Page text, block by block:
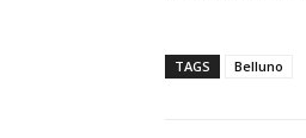
TAGS Belluno